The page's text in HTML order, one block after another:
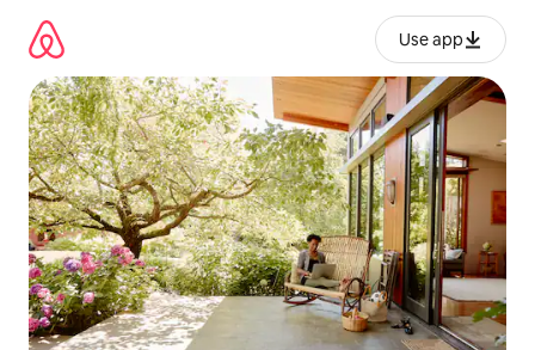
გადასვლა
Use app